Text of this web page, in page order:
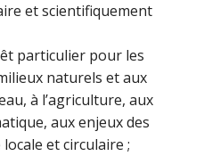
et scientifiquement
particulier pour les
naturels et aux
à l’agriculture, aux
aux enjeux des
et circulaire ;